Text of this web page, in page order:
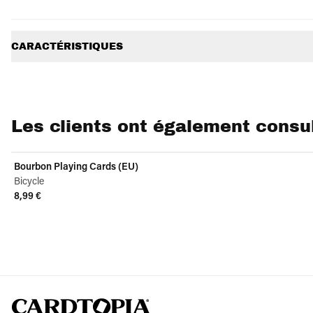
CARACTÉRISTIQUES
Les clients ont également
Bourbon Playing Cards (EU)
Bicycle
8,99 €